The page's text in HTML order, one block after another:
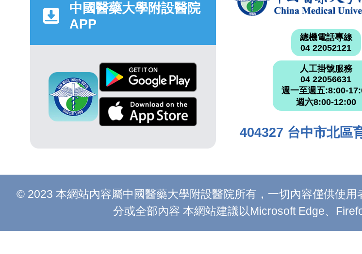
中國醫藥大學附設醫院
APP
總機電話專線
04 22052121
人工掛號服務
04 22056631
週一至週五:8:00-
週六8:00-12:00
404327 台中市北區
© 2023 本網站內容屬中國醫藥大學附設醫院所有，一切內容僅供使
分或全部內容 本網站建議以Microsoft Edge、